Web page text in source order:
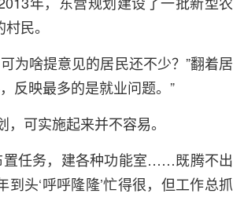
民。
为啥提意见的居民还不少？”翻着居
反映最多的是就业问题。”
可实施起来并不容易。
置任务，建各种功能室……既腾不出
头‘呼呼隆隆’忙得很，但工作总抓